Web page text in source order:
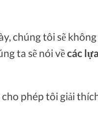
chúng tôi sẽ
ta sẽ nói vềcác
cho phép tôi giải